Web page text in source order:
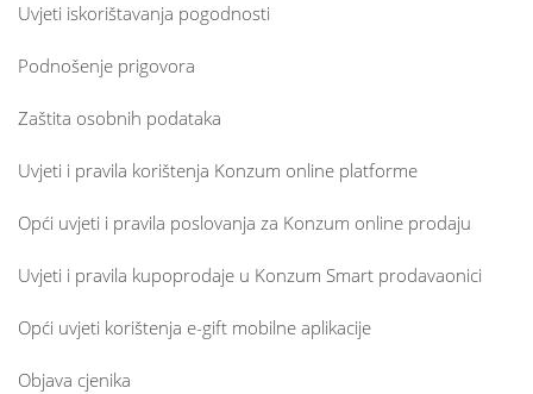
Uvjeti iskorištavanja pogodnosti
Podnošenje prigovora
Zaštita osobnih podataka
Uvjeti i pravila korištenja Konzum online platforme
Opći uvjeti i pravila poslovanja za Konzum online prodaju
Uvjeti i pravila kupoprodaje u Konzum Smart prodavaonici
Opći uvjeti korištenja e-gift mobilne aplikacije
Objava cjenika